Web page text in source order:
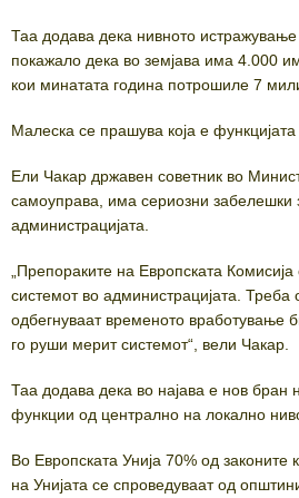
Таа додава дека нивното
покажало дека во земјава има 4.000
кои минатата година потрошиле 7
Малеска се прашува која е
Ели Чакар државен советник во
самоуправа, има сериозни забелешки
администрацијата.
„Препораките на Европската
системот во администрацијата. Треба
одбегнуваат временото вработување
го руши мерит системот“, вели Чакар.
Таа додава дека во најава е нов бран
функции од централно на локално
Во Европската Унија 70% од законите
на Унијата се спроведуваат од